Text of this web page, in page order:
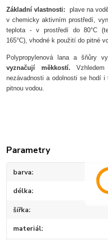
Základní vlastnosti: plave na vod
v chemicky aktivním prostředí,
teplota - v prostředí do 80°C
165°C), vhodné k použití do pitné
Polypropylenová lana ašňůry
vyznačují měkkostí.
nezávadnosti a odolnosti se hodí i
pitnou vodou.
Parametry
barva
délka
šířka
materiál